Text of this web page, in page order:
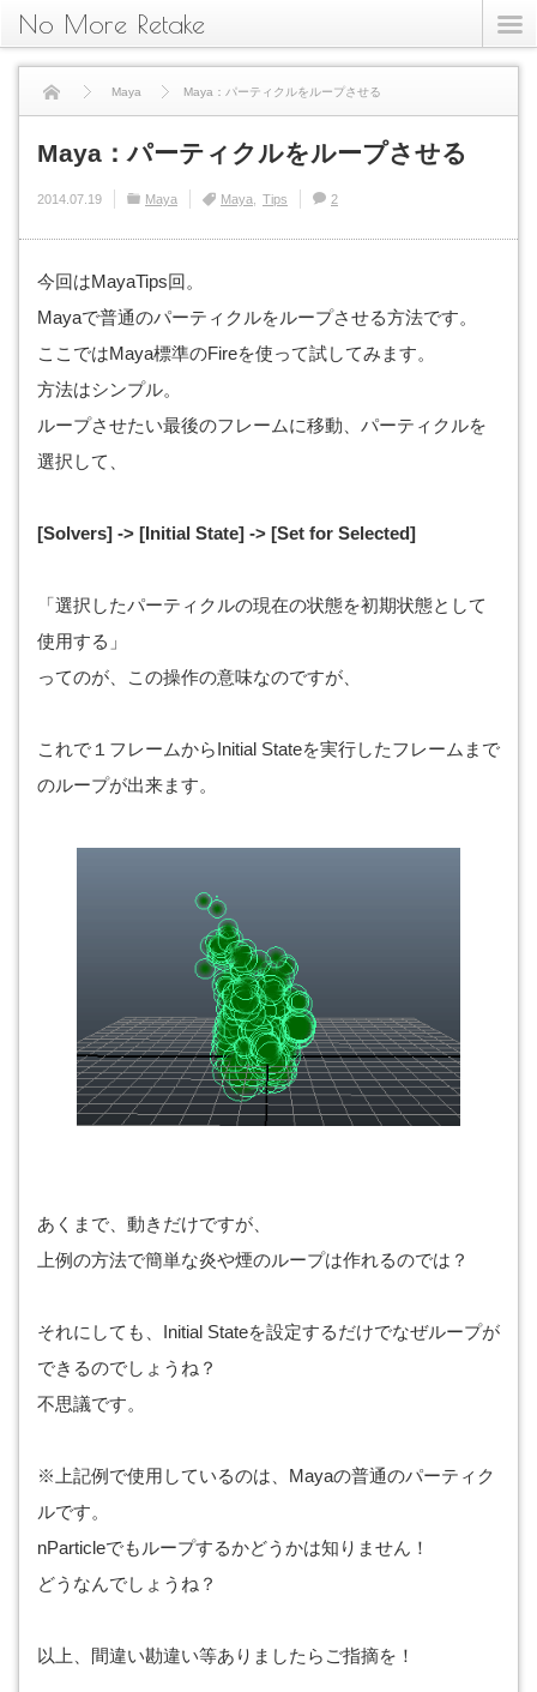
No More Retake
Maya Maya：パーティクルをループさせる
Maya：パーティクルをループさせる
2014.07.19 Maya Maya Tips 2
今回はMayaTips回。
Mayaで普通のパーティクルをループさせる方法です。
ここではMaya標準のFireを使って試してみます。
方法はシンプル。
ループさせたい最後のフレームに移動、パーティクルを
選択して、
[Solvers] -> [Initial State] -> [Set for Selected]
「選択したパーティクルの現在の状態を初期状態として
使用する」
ってのが、この操作の意味なのですが、
これで１フレームからInitial Stateを実行したフレームまで
のループが出来ます。
あくまで、動きだけですが、
上例の方法で簡単な炎や煙のループは作れるのでは？
それにしても、Initial Stateを設定するだけでなぜループが
できるのでしょうね？
不思議です。
※上記例で使用しているのは、Mayaの普通のパーティク
ルです。
nParticleでもループするかどうかは知りません！
どうなんでしょうね？
以上、間違い勘違い等ありましたらご指摘を！